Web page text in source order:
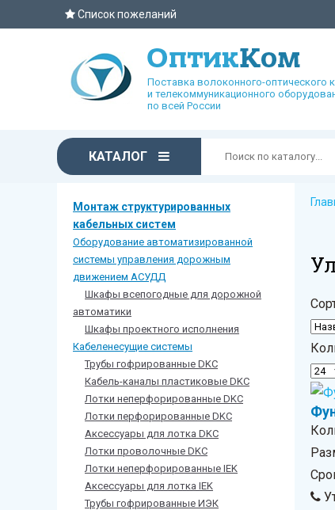
Список пожеланий
Поставка волоконного-оптического
и телекоммуникационного
по всей России
КАТАЛОГ
Монтаж структурированных
кабельных систем
Оборудование автоматизированной
системы управления дорожным
движением АСУДД
Шкафы всепогодные для дорожной
автоматики
Шкафы проектного исполнения
Кабеленесущие системы
Трубы гофрированные DKC
Кабель-каналы пластиковые DKC
Лотки неперфорированные DKC
Лотки перфорированные DKC
Аксессуары для лотка DKC
Лотки проволочные DKC
Лотки неперфорированные IEK
Аксессуары для лотка IEK
Трубы гофрированные ИЭК